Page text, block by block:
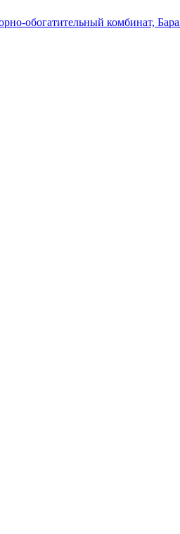
обогатительный комбинат,